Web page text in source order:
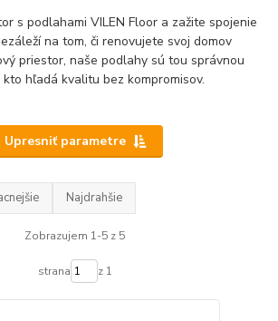
s podlahami VILEN Floor a zažite spojenie
na tom, či renovujete svoj domov
priestor, naše podlahy sú tou správnou
hľadá kvalitu bez kompromisov.
Upresniť parametre
Najdrahšie
Zobrazujem 1-5 z 5
strana z 1